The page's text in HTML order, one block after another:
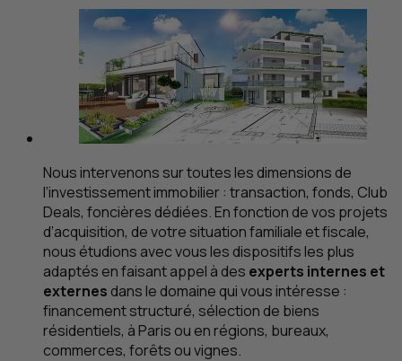
Nous intervenons sur toutes les dimensions de
l’investissement immobilier : transaction, fonds, Club
Deals, foncières dédiées. En fonction de vos projets
d’acquisition, de votre situation familiale et fiscale,
nous étudions avec vous les dispositifs les plus
adaptés en faisant appel à des experts internes et
externes dans le domaine qui vous intéresse :
financement structuré, sélection de biens
résidentiels, à Paris ou en régions, bureaux,
commerces, forêts ou vignes.